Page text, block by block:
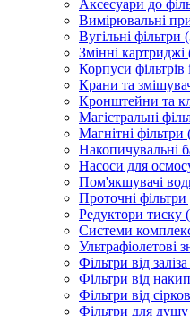
Аксесуари до
Вимірювальні
Вугільні фільтри
Змінні картриджі
Корпуси фільтрів
Крани та
Кронштейни та
Магістральні
Магнітні фільтри
Накопичувальні
Насоси для
Пом'якшувачі
Проточні
Редуктори тиску
Системи
Ультрафіолетові
Фільтри від
Фільтри від
Фільтри від
Фільтри для душу